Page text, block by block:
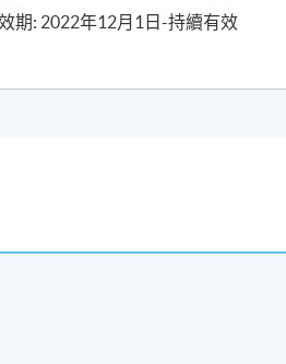
期: 2022年12月1日-持續有效